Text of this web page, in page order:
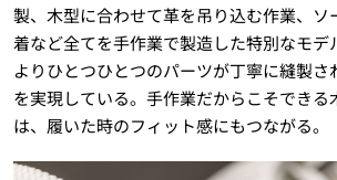
製、木型に合わせて革を吊り込む作業、ソ
着など全てを手作業で製造した特別なモデ
よりひとつひとつのパーツが丁寧に縫製さ
を実現している。手作業だからこそできる
は、履いた時のフィット感にもつながる。